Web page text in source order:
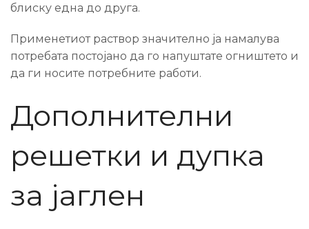
блиску една до друга.
Применетиот раствор значително ја намалува
потребата постојано да го напуштате огништето и
да ги носите потребните работи.
Дополнителни
решетки и дупка
за јаглен